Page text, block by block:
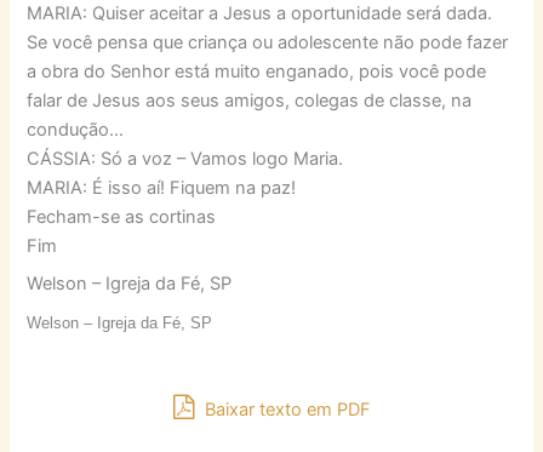
MARIA: Quiser aceitar a Jesus a oportunidade será dada.
Se você pensa que criança ou adolescente não pode fazer
a obra do Senhor está muito enganado, pois você pode
falar de Jesus aos seus amigos, colegas de classe, na
condução…
CÁSSIA: Só a voz – Vamos logo Maria.
MARIA: É isso aí! Fiquem na paz!
Fecham-se as cortinas
Fim
Welson – Igreja da Fé, SP
Welson – Igreja da Fé, SP
Baixar texto em PDF